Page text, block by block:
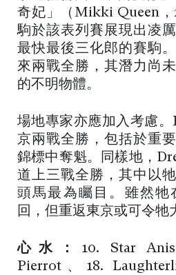
奇妃」（Mikki Queen，
駒於該表列賽展現出凌
最快最後三化郎的賽駒
來兩戰全勝，其潛力尚
的不明物體。
場地專家亦應加入考慮
京兩戰全勝，包括於重
錦標中奪魁。同樣地，
道上三戰全勝，其中以
頭馬最為矚目。雖然牠
回，但重返東京或可令牠
心水： 10. Star
Pierrot、18.